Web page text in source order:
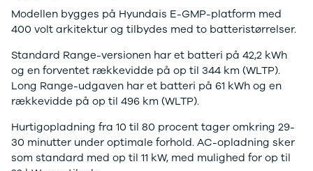
Privatleasing
Tilbud
Modeller
Anmeldelser
Privatleasing
Tilbud
BAYON
Modeller
Anmeldelser
Explorer
F-150
Focus
Galaxy
Ka
Kuga
Mustang
Mustang
Mach-E
Modellen bygges på Hyundais E-GMP-platform med
400 volt arkitektur og tilbydes med to batteristørrelser.
Standard Range-versionen har et batteri på 42,2 kWh
og en forventet rækkevidde på op til 344 km (WLTP).
Long Range-udgaven har et batteri på 61 kWh og en
rækkevidde på op til 496 km (WLTP).
Hurtigopladning fra 10 til 80 procent tager omkring 29-
30 minutter under optimale forhold. AC-opladning sker
som standard med op til 11 kW, med mulighed for op til